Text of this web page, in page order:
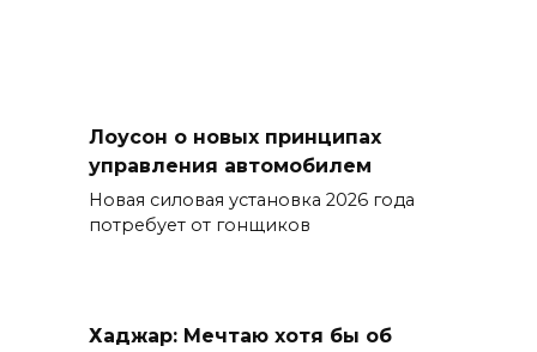
Лоусон о новых принципах
управления автомобилем
Новая силовая установка 2026 года
потребует от гонщиков
Хаджар: Мечтаю хотя бы об